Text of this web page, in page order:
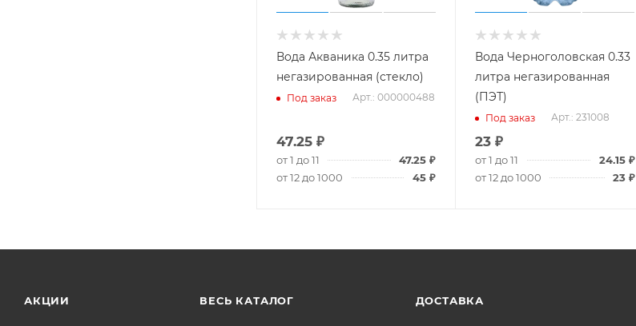
Вода Акваника 0.35 литра
негазированная (стекло)
Под заказ Арт.: 000000488
47.25 ₽
от 1 до 11 47.25 ₽
от 12 до 1000
45 ₽
Вода Черноголовская 0.33
литра негазированная
(ПЭТ)
Под заказ Арт.: 231008
23 ₽
от 1 до 11 24.15₽
от 12 до 1000
23₽
АКЦИИ ВЕСЬ КАТАЛОГ ДОСТАВКА